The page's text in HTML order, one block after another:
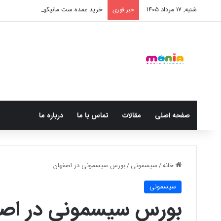
شنبه, 17 مرداد 1405 خبر فوری خرید عمده ست مانیکور نوزاد خارجی
صفحه اصلی مقالات تماس با ما درباره ما
خانه/ سیسمونی/بورس سیسمونی در اصفهان
سیسمونی
بورس سیسمونی در